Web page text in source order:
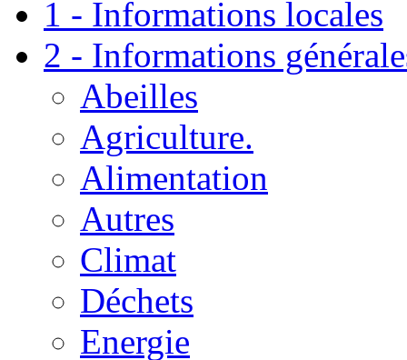
1 - Informations locales
2 - Informations
Abeilles
Agriculture.
Alimentation
Autres
Climat
Déchets
Energie